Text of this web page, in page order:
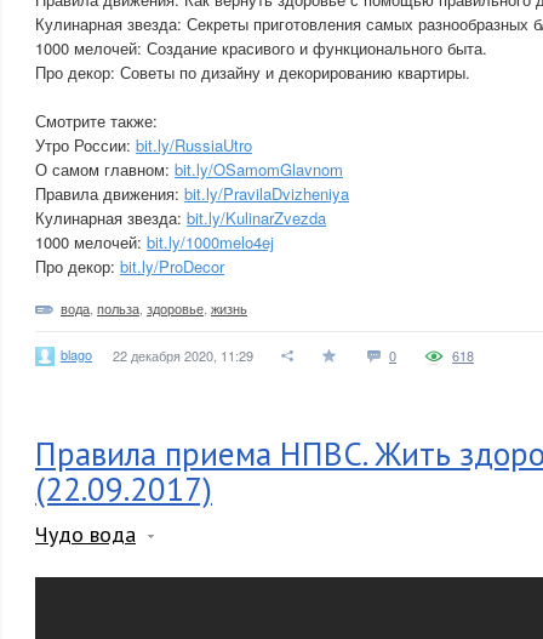
Кулинарная звезда: Секреты приготовления самых разнообразных
1000 мелочей: Создание красивого и функционального быта.
Про декор: Советы по дизайну и декорированию квартиры.
Смотрите также:
Утро России: bit.ly/RussiaUtro
О самом главном: bit.ly/OSamomGlavnom
Правила движения: bit.ly/PravilaDvizheniya
Кулинарная звезда: bit.ly/KulinarZvezda
1000 мелочей: bit.ly/1000melo4ej
Про декор: bit.ly/ProDecor
вода польза здоровье жизнь
blago 22 декабря 2020, 11:29 0 618
Правила приема НПВС. Жить
(22.09.2017)
Чудо вода